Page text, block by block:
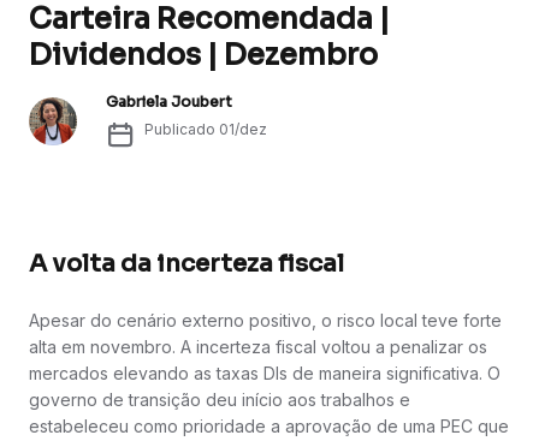
Carteira Recomendada |
Dividendos | Dezembro
Gabriela Joubert
Publicado 01/dez
A volta da incerteza fiscal
Apesar do cenário externo positivo, o risco local teve forte
alta em novembro. A incerteza fiscal voltou a penalizar os
mercados elevando as taxas DIs de maneira significativa. O
governo de transição deu início aos trabalhos e
estabeleceu como prioridade a aprovação de uma PEC que